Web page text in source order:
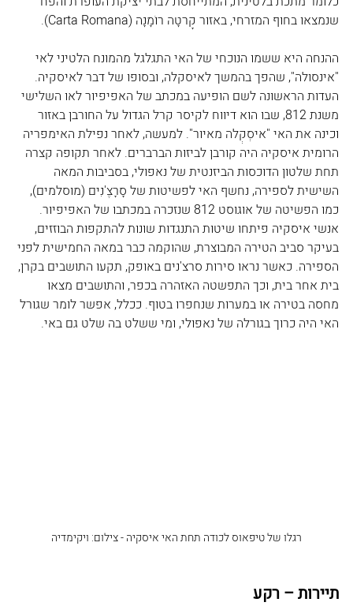
שנמצאו בחוף המזרחי, באזור קָרטָה רוֹמָנָה (Carta Romana).
ההנחה היא ששמו הנוכחי של האי התגלגל מהמונח הלטיני לאי
"אינסולה", שהפך בהמשך לאיסקלה, ובסופו של דבר לאיסקיה.
העדות הראשונה לשם הופיעה במכתב של האפיפיור לאו השלישי
משנת 812, שבו הוא דיווח לקיסר קרל הגדול על החורבן באזור
וכינה את האי "איסְקְלה מאיור". למעשה, לאחר נפילת האימפריה
הרומית איסקיה היה קורבן לביזות הברברים. לאחר תקופה קצרה
תחת שלטון הדוכסות הביזנטית של נאפולי, בסביבות המאה
השישית לספירה, נחשף האי לפשיטות של סָרָצֶ'נִים (מוסלמים),
כמו הפשיטה של אוגוסט 812 שנזכרה במכתבו של האפיפיור.
אנשי איסקיה פיתחו שיטות התנגדות שונות להתקפות הבוזזים,
בעיקר סביב הטירה המבוצרת, שהוקמה כבר במאה החמישית לפני
הספירה. כאשר נראו סירות סרצ'נים באופק, תקעו התושבים בקרן,
בית אחר בית, וכך התפשטה האזהרה בכפר, והתושבים מצאו
מחסה בטירה או במערות שנחפרו בטוף. ככלל, אפשר לומר שגורל
האי היה כרוך בגורלה של נאפולי, ומי ששלט בה שלט גם באי.
רגלו של טיפאוס לכודה תחת האי איסקיה - צילום: ויקימדיה
תיירות – רקע